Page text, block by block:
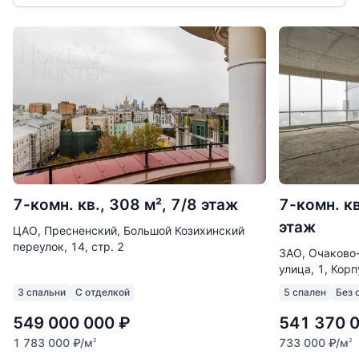
На крыше дома обустроена просторная
эксплуатируемая кровля с уникальными видами
на природу заповедника и гладь реки.
ПОСЕЛОК
Берег столицы - строго охраняемый клубный
поселок на 52 домовладения, здесь расположены
таунхаусы, городские виллы и несколько
острове Серебряный Бор в северо-западном
округе Москвы. В 10 минутах езды - Садовое
7-комн. кв., 308 м², 7/8 этаж
ЦАО, Пресненский, Большой Козихинский
переулок, 14, стр. 2
3 спальни С отделкой
549 000 000 ₽
1 783 000 ₽/м2
7-комн.
этаж
ЗАО,
улица, 1,
5 спален Без
541 370
733 000 ₽/м2